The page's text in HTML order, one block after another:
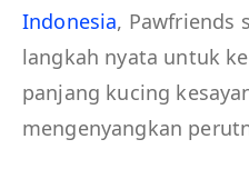
Indonesia, Pawfriends
langkah nyata untuk
panjang kucing
mengenyangkan